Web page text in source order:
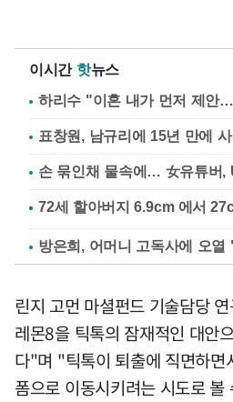
이시간 핫뉴스
하리수 "이혼 내가 먼저 제안
표창원, 남규리에 15년 만에
손 묶인채 물속에… 女유튜버,
방은희, 어머니 고독사에 오
린지 고먼 마셜펀드 기술담당
레몬8을 틱톡의 잠재적인 대안
다"며 "틱톡이 퇴출에 직면하면
폼으로 이동시키려는 시도로